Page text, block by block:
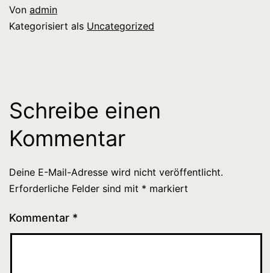
Von admin
Kategorisiert als Uncategorized
Schreibe einen
Kommentar
Deine E-Mail-Adresse wird nicht veröffentlicht.
Erforderliche Felder sind mit * markiert
Kommentar *